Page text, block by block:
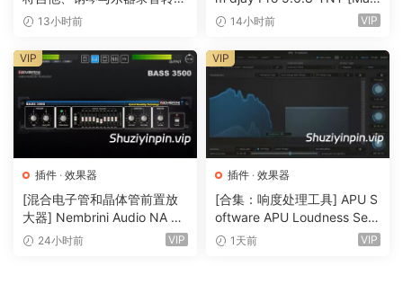
人声混音的新方法
为可编辑 MIDI
13小时前
OSX]（290MB）
14小时前 VIP
插件 · 效果器
[混合电子管和晶体管前置放
大器] Nembrini Audio NA Ba
ss 3500 v1.0.0 Incl Keygen-
24小时前 VIP
VIP
插件 · 效果器
[合集：响度处理工具] APU S
oftware APU Loudness Seri
es v5.7.0 Incl Keygen-R2R
1天前 VIP
VIP